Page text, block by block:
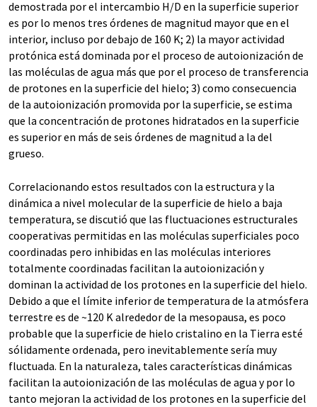
demostrada por el intercambio H/D en la superficie superior
es por lo menos tres órdenes de magnitud mayor que en el
interior, incluso por debajo de 160 K; 2) la mayor actividad
protónica está dominada por el proceso de autoionización de
las moléculas de agua más que por el proceso de transferencia
de protones en la superficie del hielo; 3) como consecuencia
de la autoionización promovida por la superficie, se estima
que la concentración de protones hidratados en la superficie
es superior en más de seis órdenes de magnitud a la del
grueso.
Correlacionando estos resultados con la estructura y la
dinámica a nivel molecular de la superficie de hielo a baja
temperatura, se discutió que las fluctuaciones estructurales
cooperativas permitidas en las moléculas superficiales poco
coordinadas pero inhibidas en las moléculas interiores
totalmente coordinadas facilitan la autoionización y
dominan la actividad de los protones en la superficie del hielo.
Debido a que el límite inferior de temperatura de la atmósfera
terrestre es de ~120 K alrededor de la mesopausa, es poco
probable que la superficie de hielo cristalino en la Tierra esté
sólidamente ordenada, pero inevitablemente sería muy
fluctuada. En la naturaleza, tales características dinámicas
facilitan la autoionización de las moléculas de agua y por lo
tanto mejoran la actividad de los protones en la superficie del